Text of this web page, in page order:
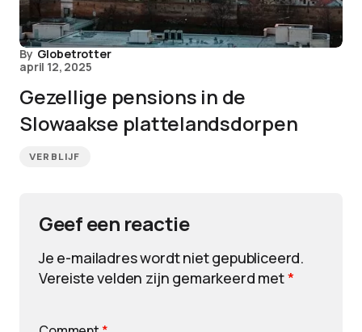
By Globetrotter
april 12, 2025
Gezellige pensions in de
Slowaakse plattelandsdorpen
VERBLIJF
Geef een reactie
Je e-mailadres wordt niet gepubliceerd.
Vereiste velden zijn gemarkeerd met*